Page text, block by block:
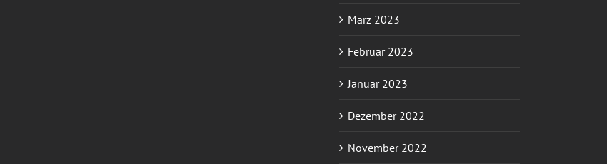
März 2023
Februar 2023
Januar 2023
Dezember 2022
November 2022